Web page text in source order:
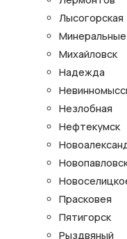
Лысогорская
Михайловск
Надежда
Незлобная
Нефтекумск
Прасковея
Пятигорск
Рыздвяный